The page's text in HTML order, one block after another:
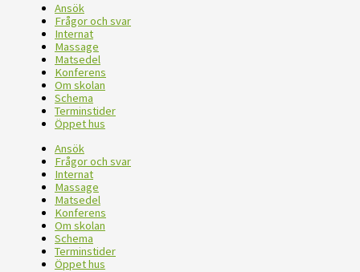
Ansök
Frågor och svar
Internat
Massage
Matsedel
Konferens
Om skolan
Schema
Terminstider
Öppet hus
Ansök
Frågor och svar
Internat
Massage
Matsedel
Konferens
Om skolan
Schema
Terminstider
Öppet hus